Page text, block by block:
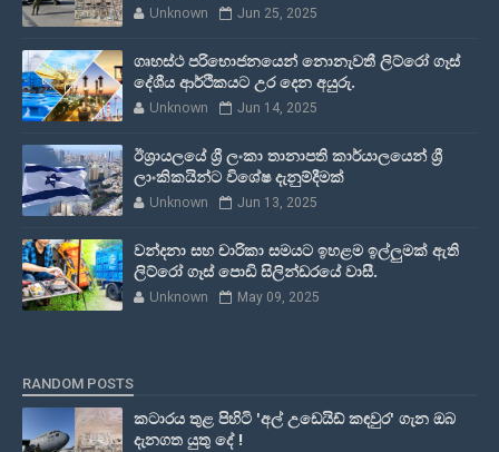
Unknown Jun 25, 2025
ගෘහස්ථ පරිභොජනයෙන් නොනැවතී ලිට්රෝ ගෑස්
දේශීය ආර්ථිකයට උර දෙන අයුරු.
Unknown Jun 14, 2025
ඊශ්‍රායලයේ ශ්‍රී ලංකා තානාපති කාර්යාලයෙන් ශ්‍රී
ලාංකිකයින්ට විශේෂ දැනුම්දීමක්
Unknown Jun 13, 2025
වන්දනා සහ චාරිකා සමයට ඉහළම ඉල්ලුමක් ඇති
ලිට්රෝ ගෑස් පොඩි සිලින්ඩරයේ වාසී.
Unknown May 09, 2025
RANDOM POSTS
කටාරය තුළ පිහිටි 'අල් උඩෙයිඩ් කඳවුර' ගැන ඔබ
දැනගත යුතු දේ !